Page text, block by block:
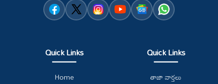
Quick Links
Home
Quick Links
తాజా వార్తలు